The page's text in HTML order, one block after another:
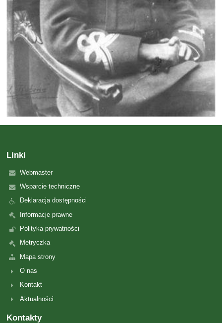
Linki
Webmaster
Wsparcie techniczne
Deklaracja dostępności
Informacje prawne
Polityka prywatności
Metryczka
Mapa strony
O nas
Kontakt
Aktualności
Kontakty